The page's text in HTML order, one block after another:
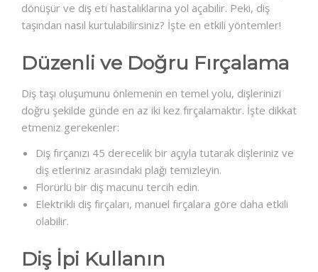
dönüşür ve diş eti hastalıklarına yol açabilir. Peki, diş
taşından nasıl kurtulabilirsiniz? İşte en etkili yöntemler!
Düzenli ve Doğru Fırçalama
Diş taşı oluşumunu önlemenin en temel yolu, dişlerinizi
doğru şekilde günde en az iki kez fırçalamaktır. İşte dikkat
etmeniz gerekenler:
Diş fırçanızı 45 derecelik bir açıyla tutarak dişleriniz ve
diş etleriniz arasındaki plağı temizleyin.
Florürlü bir diş macunu tercih edin.
Elektrikli diş fırçaları, manuel fırçalara göre daha etkili
olabilir.
Diş İpi Kullanın